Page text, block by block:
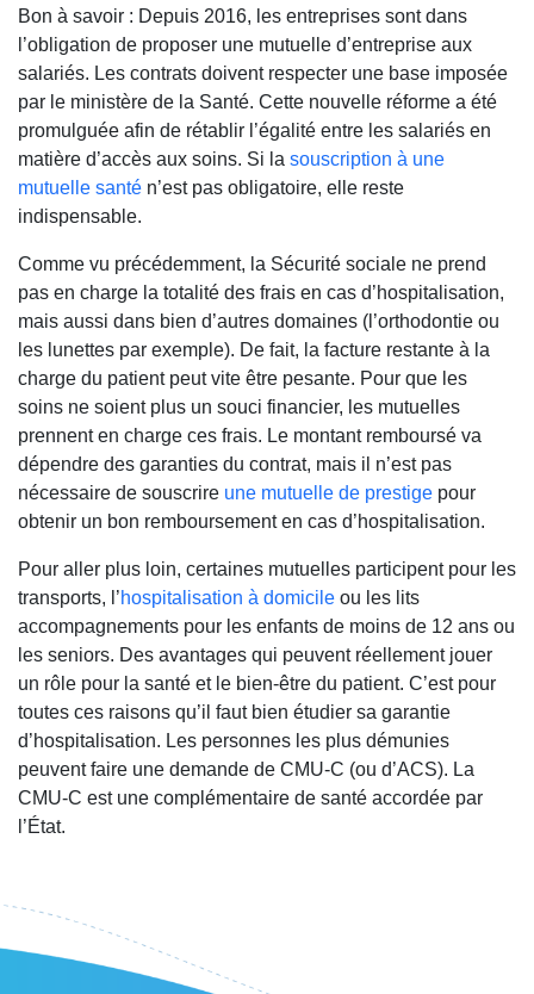
Bon à savoir : Depuis 2016, les entreprises sont dans
l’obligation de proposer une mutuelle d’entreprise aux
salariés. Les contrats doivent respecter une base imposée
par le ministère de la Santé. Cette nouvelle réforme a été
promulguée afin de rétablir l’égalité entre les salariés en
matière d’accès aux soins. Si la souscription à une
mutuelle santé n’est pas obligatoire, elle reste
indispensable.
Comme vu précédemment, la Sécurité sociale ne prend
pas en charge la totalité des frais en cas d’hospitalisation,
mais aussi dans bien d’autres domaines (l’orthodontie ou
les lunettes par exemple). De fait, la facture restante à la
charge du patient peut vite être pesante. Pour que les
soins ne soient plus un souci financier, les mutuelles
prennent en charge ces frais. Le montant remboursé va
dépendre des garanties du contrat, mais il n’est pas
nécessaire de souscrire une mutuelle de prestige pour
obtenir un bon remboursement en cas d’hospitalisation.
Pour aller plus loin, certaines mutuelles participent pour les
transports, l’hospitalisation à domicile ou les lits
accompagnements pour les enfants de moins de 12 ans ou
les seniors. Des avantages qui peuvent réellement jouer
un rôle pour la santé et le bien-être du patient. C’est pour
toutes ces raisons qu’il faut bien étudier sa garantie
d’hospitalisation. Les personnes les plus démunies
peuvent faire une demande de CMU-C (ou d’ACS). La
CMU-C est une complémentaire de santé accordée par
l’État.